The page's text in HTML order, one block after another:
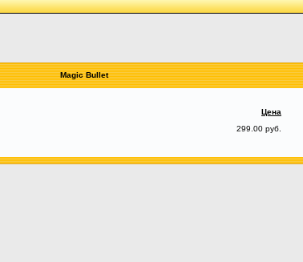
Magic Bullet
Цена
299.00 руб.